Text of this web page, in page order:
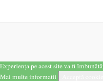
Experiența pe acest site va fi
Mai multe informatii